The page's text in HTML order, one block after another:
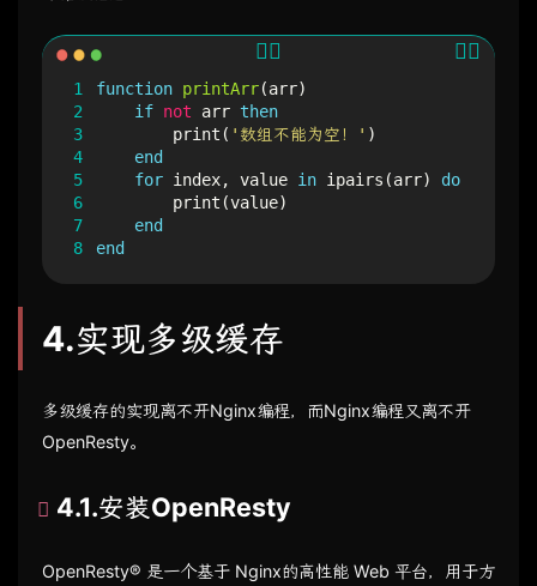
1
2
3
4
5
6
7
8
function printArr(arr)
if not arr then
print ( '数组不能为空！' )
end
for index, value in ipairs (arr)
do
print (value)
end
end
4.实现多级缓存
多级缓存的实现离不开Nginx编程，而Nginx编程又离不开
OpenResty。
4.1.安装OpenResty
OpenResty® 是一个基于 Nginx的高性能 Web 平台，用于方